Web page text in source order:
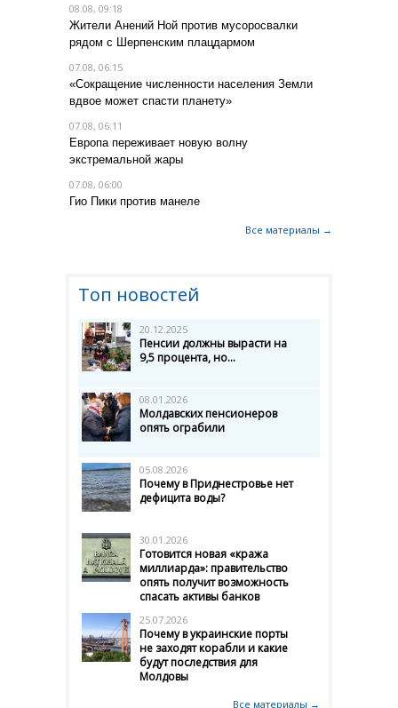
08.08, 09:18
Жители Анений Ной против мусоросвалки
рядом с Шерпенским плацдармом
07.08, 06:15
«Сокращение численности населения Земли
вдвое может спасти планету»
07.08, 06:11
Европа переживает новую волну
экстремальной жары
07.08, 06:00
Гио Пики против манеле
Все материалы →
Топ новостей
20.12.2025
Пенсии должны вырасти на
9,5 процента, но...
08.01.2026
Молдавских пенсионеров
опять ограбили
05.08.2026
Почему в Приднестровье нет
дефицита воды?
30.01.2026
Готовится новая «кража
миллиарда»: правительство
опять получит возможность
спасать активы банков
25.07.2026
Почему в украинские порты
не заходят корабли и какие
будут последствия для
Молдовы
Все материалы →